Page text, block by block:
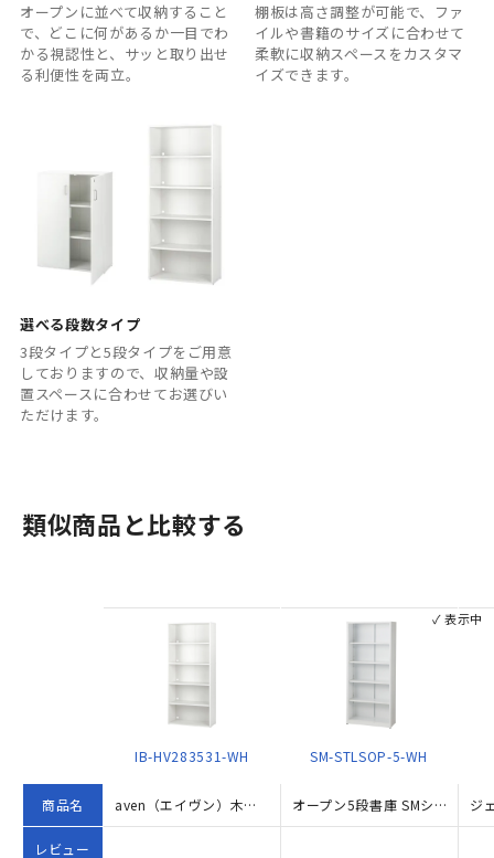
オープンに並べて収納すること
で、どこに何があるか一目でわ
かる視認性と、サッと取り出せ
る利便性を両立。
棚板は高さ調整が可能で、ファ
イルや書籍のサイズに合わせて
柔軟に収納スペースをカスタマ
イズできます。
選べる段数タイプ
3段タイプと5段タイプをご用意
しておりますので、収納量や設
置スペースに合わせてお選びい
ただけます。
類似商品と比較する
商品名
レビュー
IB-HV283531-WH
✓ 表示中
aven（エイヴン）木製書庫 5段オープンタイプ（W800×D350×H1816）
SM-STLSOP-5-WH
オープン5段書庫 SMシリーズ W800×D350×H1787 ホワイト